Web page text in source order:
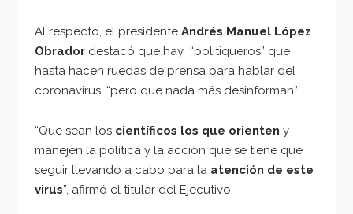
Al respecto, el presidente Andrés Manuel López
Obrador destacó que hay “politiqueros” que
hasta hacen ruedas de prensa para hablar del
coronavirus, “pero que nada más desinforman”.
“Que sean los científicos los que orienten y
manejen la política y la acción que se tiene que
seguir llevando a cabo para la atención de este
virus”, afirmó el titular del Ejecutivo.